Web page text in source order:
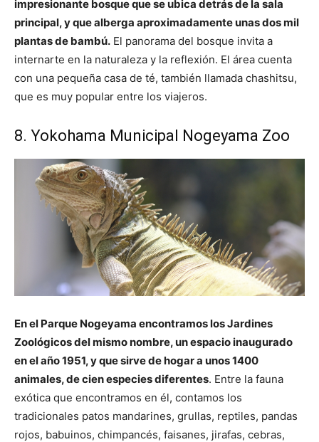
impresionante bosque que se ubica detrás de la sala
principal, y que alberga aproximadamente unas dos mil
plantas de bambú. El panorama del bosque invita a
internarte en la naturaleza y la reflexión. El área cuenta
con una pequeña casa de té, también llamada chashitsu,
que es muy popular entre los viajeros.
8. Yokohama Municipal Nogeyama Zoo
En el Parque Nogeyama encontramos los Jardines
Zoológicos del mismo nombre, un espacio inaugurado
en el año 1951, y que sirve de hogar a unos 1400
animales, de cien especies diferentes. Entre la fauna
exótica que encontramos en él, contamos los
tradicionales patos mandarines, grullas, reptiles, pandas
rojos, babuinos, chimpancés, faisanes, jirafas, cebras,